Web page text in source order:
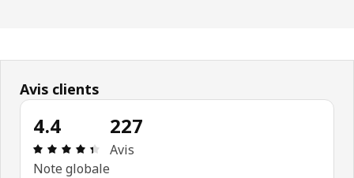
Avis clients
4.4
Avis: 4.4 sur 5 étoiles Nombre total d'avis: 227
Note globale
227
Avis